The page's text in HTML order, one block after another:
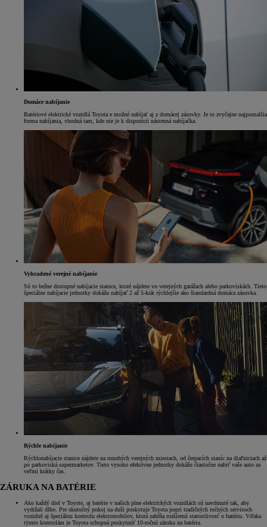
Domáce nabíjanie
Batériové elektrické vozidlá Toyota e možné nabíjať aj z domácej zásuvky. Je to zvyčajne najpomalšia
forma nabíjania, vhodná tam, kde nie je k dispozícii nástenná nabíjačka.
Vyhradené verejné nabíjanie
Sú to bežne dostupné nabíjacie stanice, ktoré nájdete vo verejných garážach alebo parkoviskách. Tieto
špeciálne nabíjacie jednotky dokážu nabíjať 2 až 5-krát rýchlejšie ako štandardná domáca zásuvka.
Rýchle nabíjanie
Rýchlonabíjacie stanice nájdete na mnohých verejných miestach, od čerpacích staníc na diaľniciach až
po parkoviská supermarketov. Tieto vysoko efektívne jednotky dokážu čiastočne nabiť vaše auto za
veľmi krátky čas.
ZÁRUKA NA BATÉRIE
Ako každý diel v Toyote, aj batérie v našich plne elektrických vozidlách sú navrhnuté tak, aby
vydržali dlho. Pre skutočný pokoj na duši poskytuje Toyota popri tradičných ročných servisoch
vozidiel aj špeciálnu kontrolu elektromobilov, ktorá zahŕňa rozšírenú starostlivosť o batériu. Vďaka
týmto kontrolám je Toyota schopná poskytnúť 10-ročnú záruku na batériu.